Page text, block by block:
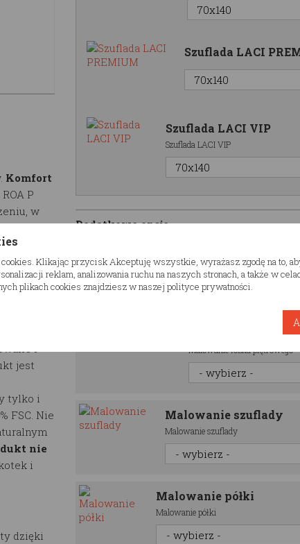
Komfort
P
w
100kg
i
jest
tylko i
FSC. Nie
nie
i
dzięki
Szuflada LACI
Szuflada LACI VIP
Szuflada LACI VIP
Dodatkowe opcje
Półka domek RESTWOOD
Malowanie łóżka
Malowanie łóżka piętrowego
Malowanie szuflady
Malowanie szuflady
Malowanie półki
Malowanie półki
Klikając przycisk Akceptuję wszystkie, wyrażasz zgodę na to,
reklam, analizowania ruchu na naszych stronach, a także w
plikach cookies znajdziesz w naszej polityce prywatności.